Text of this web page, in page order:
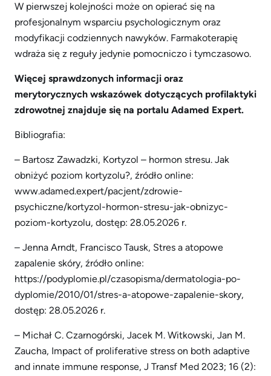
W pierwszej kolejności może on opierać się na
profesjonalnym wsparciu psychologicznym oraz
modyfikacji codziennych nawyków. Farmakoterapię
wdraża się z reguły jedynie pomocniczo i tymczasowo.
Więcej sprawdzonych informacji oraz
merytorycznych wskazówek dotyczących profilaktyki
zdrowotnej znajduje się na portalu Adamed Expert.
Bibliografia:
– Bartosz Zawadzki, Kortyzol – hormon stresu. Jak
obniżyć poziom kortyzolu?, źródło online:
www.adamed.expert/pacjent/zdrowie-
psychiczne/kortyzol-hormon-stresu-jak-obnizyc-
poziom-kortyzolu, dostęp: 28.05.2026 r.
– Jenna Arndt, Francisco Tausk, Stres a atopowe
zapalenie skóry, źródło online:
https://podyplomie.pl/czasopisma/dermatologia-po-
dyplomie/2010/01/stres-a-atopowe-zapalenie-skory,
dostęp: 28.05.2026 r.
– Michał C. Czarnogórski, Jacek M. Witkowski, Jan M.
Zaucha, Impact of proliferative stress on both adaptive
and innate immune response, J Transf Med 2023; 16 (2):